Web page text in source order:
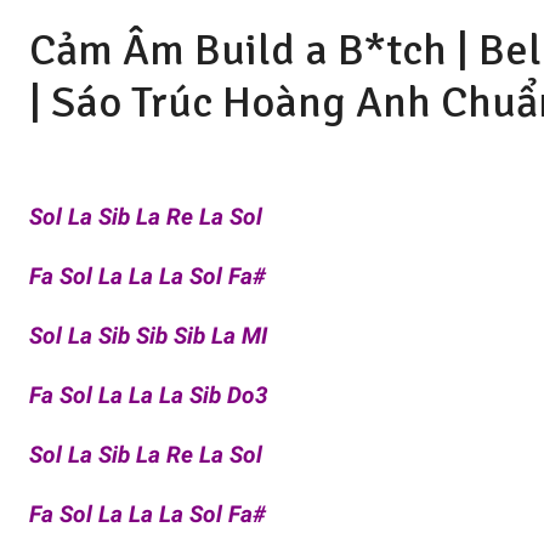
Cảm Âm Build a B*tch |
Sáo Trúc Hoàng Anh
Sol La Sib La Re La Sol
Fa Sol La La La Sol Fa#
Sol La Sib Sib Sib La MI
Fa Sol La La La Sib Do3
Sol La Sib La Re La Sol
Fa Sol La La La Sol Fa#